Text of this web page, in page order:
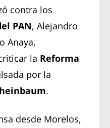
contra los
PAN, Alejandro
Anaya,
la Reforma
por la
.
desde Morelos,